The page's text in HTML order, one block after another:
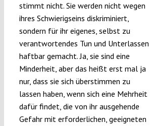
stimmt nicht. Sie werden nicht wegen
ihres Schwierigseins diskriminiert,
sondern für ihr eigenes, selbst zu
verantwortendes Tun und Unterlassen
haftbar gemacht. Ja, sie sind eine
Minderheit, aber das heißt erst mal ja
nur, dass sie sich überstimmen zu
lassen haben, wenn sich eine Mehrheit
dafür findet, die von ihr ausgehende
Gefahr mit erforderlichen, geeigneten